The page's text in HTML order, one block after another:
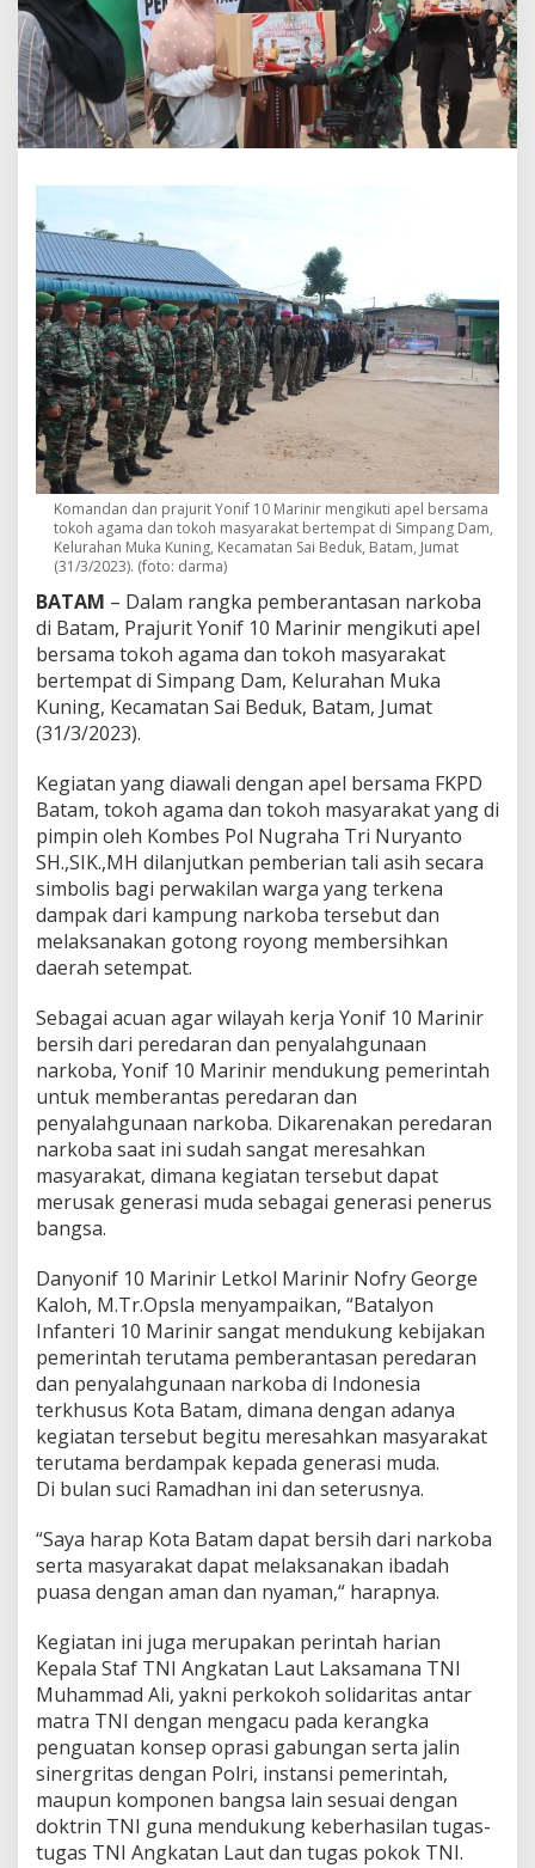
n
s
a
n
i
f
1
0
M
a
r
i
i
r
:
S
a
H
a
r
a
p
t
a
m
B
e
r
s
r
i
N
r
k
o
b
a
!
Komandan dan prajurit Yonif 10 Marinir mengikuti apel bersama
tokoh agama dan tokoh masyarakat bertempat di Simpang Dam,
Kelurahan Muka Kuning, Kecamatan Sai Beduk, Batam, Jumat
(31/3/2023). (foto: darma)
BATAM – Dalam rangka pemberantasan narkoba
di Batam, Prajurit Yonif 10 Marinir mengikuti apel
bersama tokoh agama dan tokoh masyarakat
bertempat di Simpang Dam, Kelurahan Muka
Kuning, Kecamatan Sai Beduk, Batam, Jumat
(31/3/2023).
Kegiatan yang diawali dengan apel bersama FKPD
Batam, tokoh agama dan tokoh masyarakat yang di
pimpin oleh Kombes Pol Nugraha Tri Nuryanto
SH.,SIK.,MH dilanjutkan pemberian tali asih secara
simbolis bagi perwakilan warga yang terkena
dampak dari kampung narkoba tersebut dan
melaksanakan gotong royong membersihkan
daerah setempat.
Sebagai acuan agar wilayah kerja Yonif 10 Marinir
bersih dari peredaran dan penyalahgunaan
narkoba, Yonif 10 Marinir mendukung pemerintah
untuk memberantas peredaran dan
penyalahgunaan narkoba. Dikarenakan peredaran
narkoba saat ini sudah sangat meresahkan
masyarakat, dimana kegiatan tersebut dapat
merusak generasi muda sebagai generasi penerus
bangsa.
Danyonif 10 Marinir Letkol Marinir Nofry George
Kaloh, M.Tr.Opsla menyampaikan, “Batalyon
Infanteri 10 Marinir sangat mendukung kebijakan
pemerintah terutama pemberantasan peredaran
dan penyalahgunaan narkoba di Indonesia
terkhusus Kota Batam, dimana dengan adanya
kegiatan tersebut begitu meresahkan masyarakat
terutama berdampak kepada generasi muda.
Di bulan suci Ramadhan ini dan seterusnya.
“Saya harap Kota Batam dapat bersih dari narkoba
serta masyarakat dapat melaksanakan ibadah
puasa dengan aman dan nyaman,“ harapnya.
Kegiatan ini juga merupakan perintah harian
Kepala Staf TNI Angkatan Laut Laksamana TNI
Muhammad Ali, yakni perkokoh solidaritas antar
matra TNI dengan mengacu pada kerangka
penguatan konsep oprasi gabungan serta jalin
sinergritas dengan Polri, instansi pemerintah,
maupun komponen bangsa lain sesuai dengan
doktrin TNI guna mendukung keberhasilan tugas-
tugas TNI Angkatan Laut dan tugas pokok TNI.